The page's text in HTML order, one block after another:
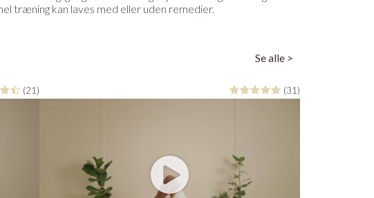
træning kan laves med eller uden remedier.
Se alle >
(21) (31)